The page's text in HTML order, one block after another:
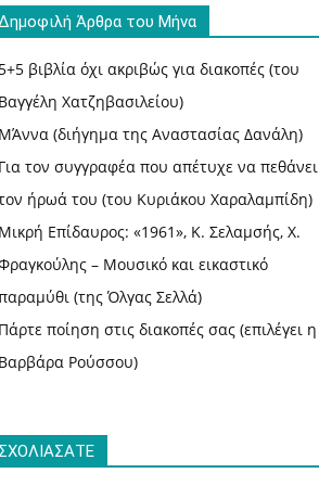
Άρθρα του Μήνα
5+5 βιβλία όχι ακριβώς για διακοπές (του
Βαγγέλη Χατζηβασιλείου)
ΜΆννα (διήγημα της Αναστασίας Δανάλη)
Για τον συγγραφέα που απέτυχε να πεθάνει
ήρωά του (του Κυριάκου Χαραλαμπίδη)
Μικρή Επίδαυρος: «1961», Κ. Σελαμσής, Χ.
– Μουσικό και εικαστικό
(της Όλγας Σελλά)
Πάρτε ποίηση στις διακοπές σας (επιλέγει η
Βαρβάρα Ρούσσου)
ΣΧΟΛΙΑΣΑΤΕ